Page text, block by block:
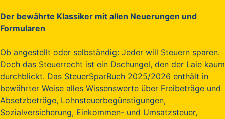
Der bewährte Klassiker mit allen Neuerungen und
Formularen
Ob angestellt oder selbständig: Jeder will Steuern sparen.
Doch das Steuerrecht ist ein Dschungel, den der Laie kaum
durchblickt. Das SteuerSparBuch 2025/2026 enthält in
bewährter Weise alles Wissenswerte über Freibeträge und
Absetzbeträge, Lohnsteuerbegünstigungen,
Sozialversicherung, Einkommen- und Umsatzsteuer,